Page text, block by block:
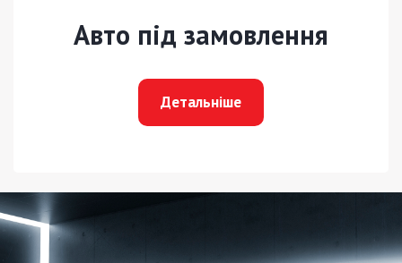
Авто під замовлення
Детальніше